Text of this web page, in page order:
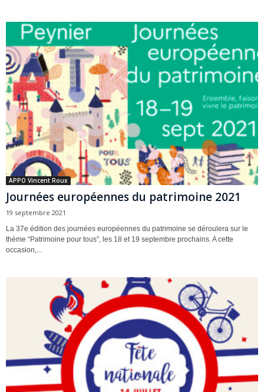
APPO Vincent Roux
Journées européennes du patrimoine 2021
19 septembre 2021
La 37e édition des journées européennes du patrimoine se déroulera sur le
thème “Patrimoine pour tous”, les 18 et 19 septembre prochains. A cette
occasion,...